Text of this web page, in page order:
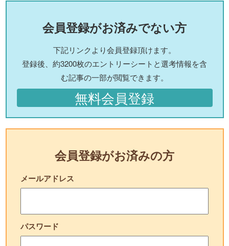
会員登録がお済みでない方
下記リンクより会員登録頂けます。
登録後、約3200枚のエントリーシートと選考情報を含
む記事の一部が閲覧できます。
無料会員登録
会員登録がお済みの方
メールアドレス
パスワード